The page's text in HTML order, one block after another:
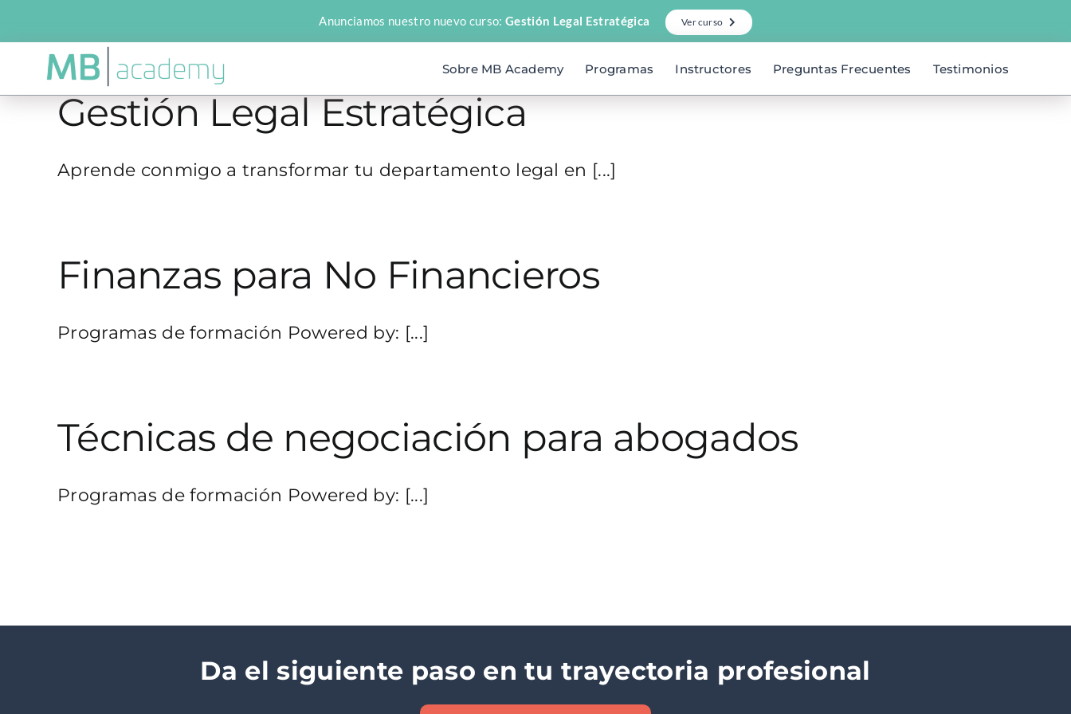
al
contenido
Anunciamos nuestro nuevo curso: Gestión Legal Estratégica Ver curso
Sobre MB Academy Programas Instructores Preguntas Frecuentes Testimonios
Gestión Legal Estratégica
Aprende conmigo a transformar tu departamento legal en [...]
Finanzas para No Financieros
Programas de formación Powered by: [...]
Técnicas de negociación para abogados
Programas de formación Powered by: [...]
Da el siguiente paso en tu trayectoria profesional